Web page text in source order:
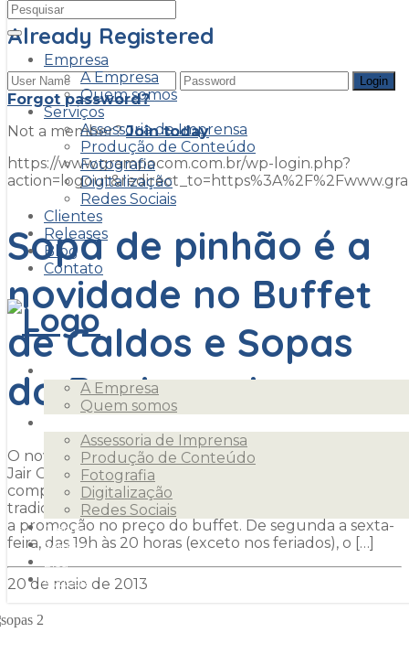
Empresa
A Empresa
Quem somos
Serviços
Assessoria de Imprensa
Produção de Conteúdo
Fotografia
Digitalização
Redes Sociais
Clientes
Releases
Blog
Contato
A Empresa
Quem somos
Assessoria de Imprensa
Produção de Conteúdo
Fotografia
Digitalização
Redes Sociais
Clientes
Releases
Blog
Contato
Already Registered
Forgot password?
Not a member?Join today
https://www.grampocom.com.br/wp-login.php?
Sopa de pinhão é a
novidade no Buffet
de Caldos e Sopas
do Boulevard
O novo sabor foi testado durante a semana pelo chef
Jair Gresele, do Boulevard. Com a aprovação, passa a
compor, juntamente com os outros 16 sabores, o
tradicional Buffet de Caldos e Sopas. Outro atrativo é
a promoção no preço do buffet. De segunda a sexta-
feira, das 19h às 20 horas (exceto nos feriados), o […]
20 de maio de 2013